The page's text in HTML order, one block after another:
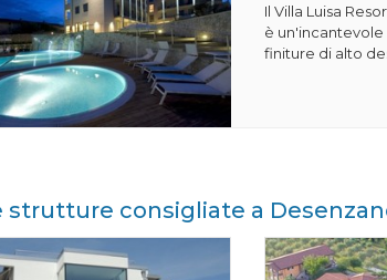
Il Villa Luisa
è
finiture di alto
strutture consigliate a